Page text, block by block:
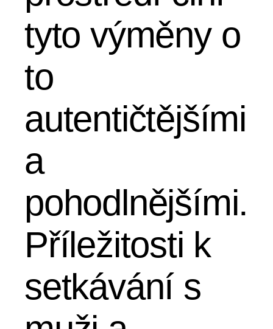
tyto výměny o
to
autentičtějšími
a
pohodlnějšími.
Příležitosti k
setkávání s